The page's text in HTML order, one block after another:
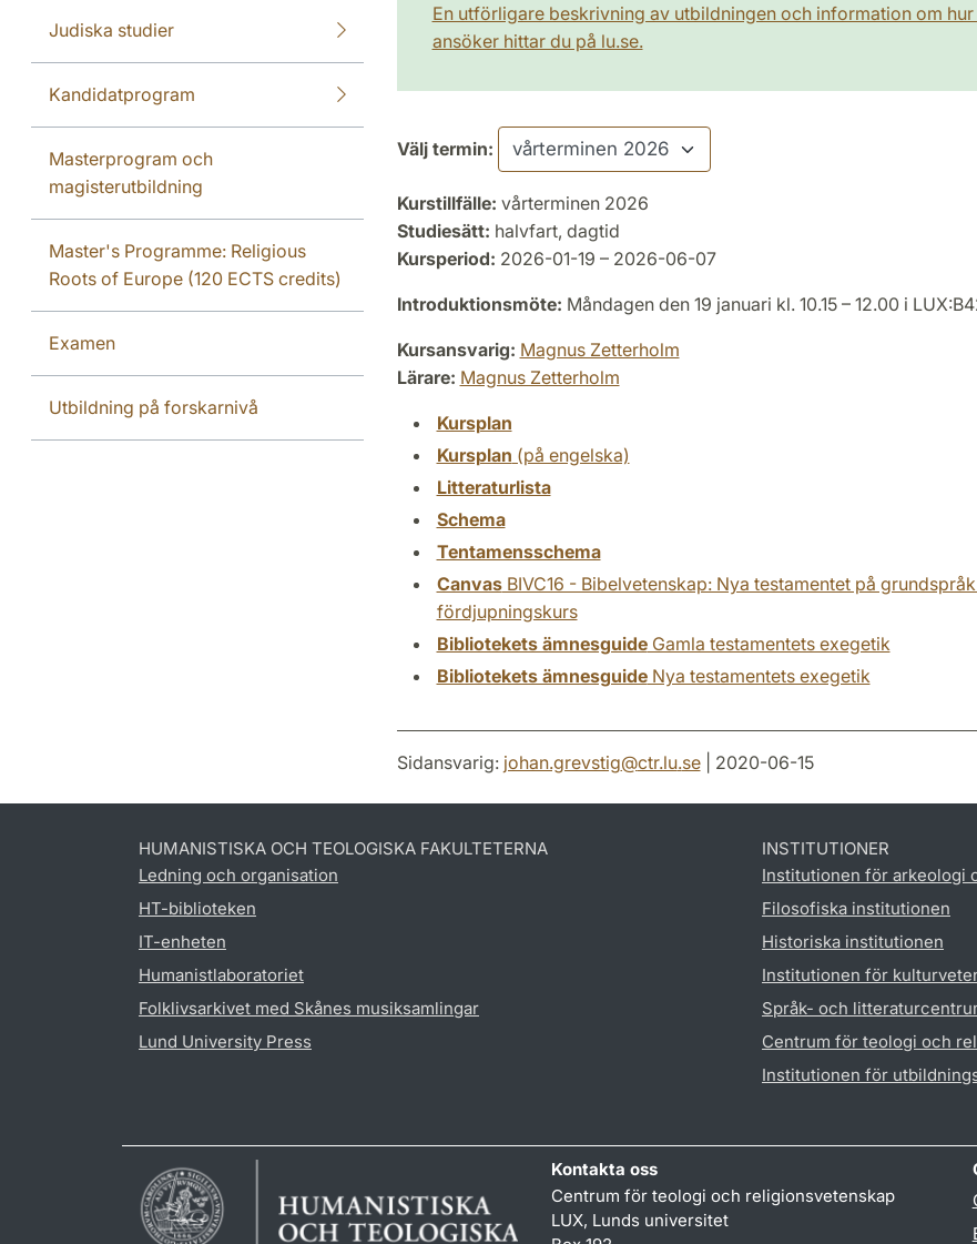
Judiska studier
Kandidatprogram
Masterprogram och
magisterutbildning
Master's Programme: Religious
Roots of Europe (120 ECTS credits)
Examen
Utbildning på forskarnivå
En utförligare beskrivning av utbildningen och information om hur
ansöker hittar du på lu.se.
Välj termin:
Kurstillfälle: vårterminen 2026
Studiesätt: halvfart, dagtid
Kursperiod: 2026-01-19 – 2026-06-07
Introduktionsmöte: Måndagen den 19 januari kl. 10.15 – 12.00 i
Kursansvarig: Magnus Zetterholm
Lärare: Magnus Zetterholm
Kursplan
Kursplan (på engelska)
Litteraturlista
Schema
Tentamensschema
CanvasBIVC16 - Bibelvetenskap: Nya testamentet på
fördjupningskurs
Bibliotekets ämnesguideGamla testamentets exegetik
Bibliotekets ämnesguideNya testamentets exegetik
Sidansvarig: johan.grevstig@ctr.lu.se| 2020-06-15
HUMANISTISKA OCH TEOLOGISKA FAKULTETERNA
Ledning och organisation
HT-biblioteken
IT-enheten
Humanistlaboratoriet
Folklivsarkivet med Skånes musiksamlingar
Lund University Press
INSTITUTIONER
Institutionen för arkeologi
Filosofiska institutionen
Historiska institutionen
Institutionen för
Språk- och
Centrum för teologi och
Institutionen för
Kontakta oss
Centrum för teologi och religionsvetenskap
LUX, Lunds universitet